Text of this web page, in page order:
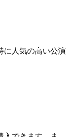
に人気の高い公演